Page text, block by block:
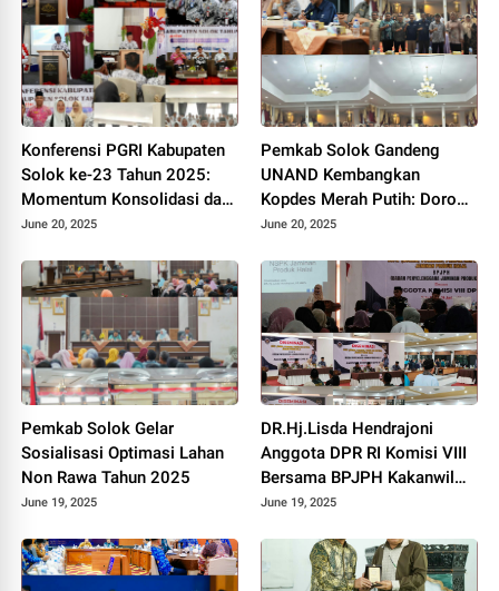
Konferensi PGRI Kabupaten
Solok ke-23 Tahun 2025:
Momentum Konsolidasi dan
Pemilihan Pengurus Baru.
June 20, 2025
Pemkab Solok Gandeng
UNAND Kembangkan
Kopdes Merah Putih: Dorong
Produksi Pupuk Organik dan
June 20, 2025
Pemkab Solok Gelar
Sosialisasi Optimasi Lahan
Non Rawa Tahun 2025
June 19, 2025
DR.Hj.Lisda Hendrajoni
Anggota DPR RI Komisi VIII
Bersama BPJPH Kakanwil
Sumbar Gelar Roadshow
Kota Solok 2025.
June 19, 2025